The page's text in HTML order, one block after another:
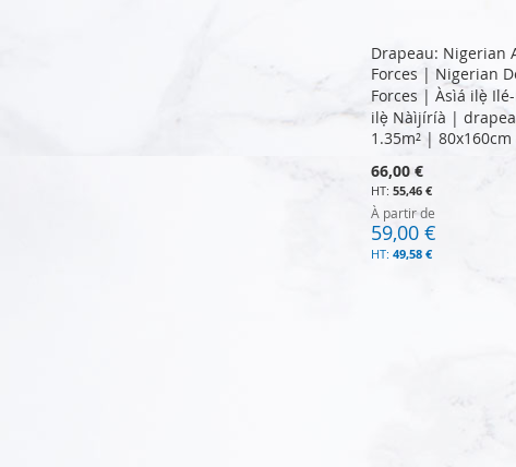
Drapeau: Nigerian
Forces | Nigerian
Forces | Àsìá ilẹ̀
ilẹ̀ Nàìjíríà |
1.35m² | 80x160cm
66,00 €
55,46 €
À partir de
59,00 €
49,58 €